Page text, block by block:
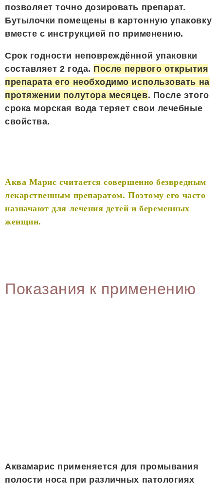
позволяет точно дозировать препарат.
Бутылочки помещены в картонную упаковку
вместе с инструкцией по применению.
Срок годности неповреждённой упаковки
составляет 2 года. После первого открытия
препарата его необходимо использовать на
протяжении полутора месяцев. После этого
срока морская вода теряет свои лечебные
свойства.
Аква Марис считается совершенно безвредным
лекарственным препаратом. Поэтому его часто
назначают для лечения детей и беременных
женщин.
Показания к применению
Аквамарис применяется для промывания
полости носа при различных патологиях